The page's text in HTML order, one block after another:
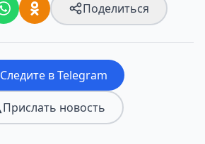
Поделиться
Следите в Telegram
Прислать новость